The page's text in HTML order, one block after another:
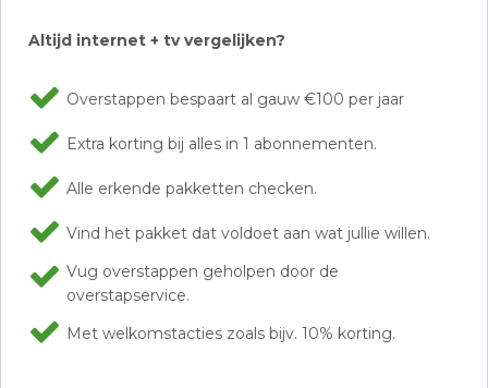
Altijd internet + tv vergelijken?
Overstappen bespaart al gauw €100 per jaar
Extra korting bij alles in 1 abonnementen.
Alle erkende pakketten checken.
Vind het pakket dat voldoet aan wat jullie willen.
Vug overstappen geholpen door de
overstapservice.
Met welkomstacties zoals bijv. 10% korting.